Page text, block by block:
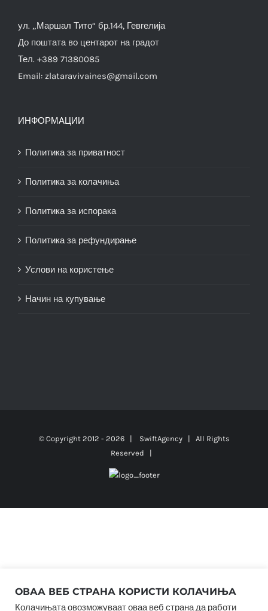
ул. „Маршал Тито“ бр.144, Гевгелија
До поштата во центарот на градот
Тел. +389 71380085
Email: zlataravivaines@gmail.com
ИНФОРМАЦИИ
Политика за приватност
Политика за колачиња
Политика за испорака
Политика за рефундирање
Услови на користење
Начин на купување
© Copyright 2012 - 2026 | SwiftAgency| All Rights
Reserved |
ОВАА ВЕБ СТРАНА КОРИСТИ КОЛАЧИЊА
Колачињата овозможуваат оваа веб страна да работи